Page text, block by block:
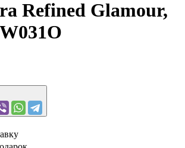
Refined Glamour,